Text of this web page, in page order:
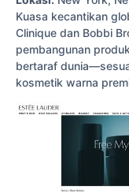
Kuasa kecantikan
Clinique dan Bobbi
pembangunan
bertaraf
kosmetik warna